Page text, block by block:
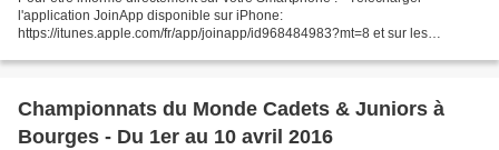
l'application JoinApp disponible sur iPhone:
https://itunes.apple.com/fr/app/joinapp/id968484983?mt=8 et sur les
om.limpidius.android.join...
Championnats du Monde Cadets & Juniors à
Bourges - Du 1er au 10 avril 2016